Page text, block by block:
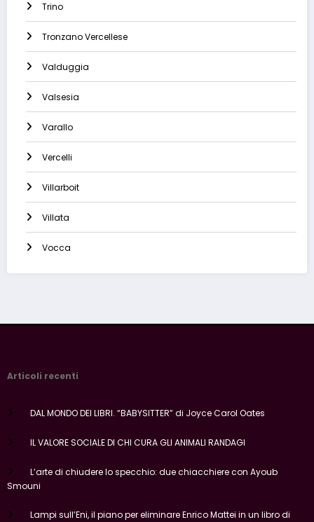
Trino
Tronzano Vercellese
Valduggia
Valsesia
Varallo
Vercelli
Villarboit
Villata
Vocca
Articoli recenti
DAL MONDO DEI LIBRI. “BABYSITTER” di Joyce Carol Oates
IL VALORE SOCIALE DI CHI CURA GLI ANIMALI RANDAGI
L’arte di chiudere lo specchio: due chiacchiere con Ayoub
Smouni
Lampi sull’Eni, il piano per eliminare Enrico Mattei in un libro di